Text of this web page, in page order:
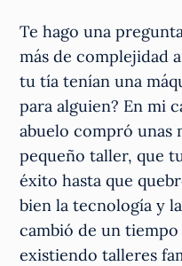
Te hago una
más de complejidad
tu tía tenían una
para alguien? En mi
abuelo compró unas
pequeño taller, que
éxito hasta que
bien la tecnología y
cambió de un
existiendo talleres